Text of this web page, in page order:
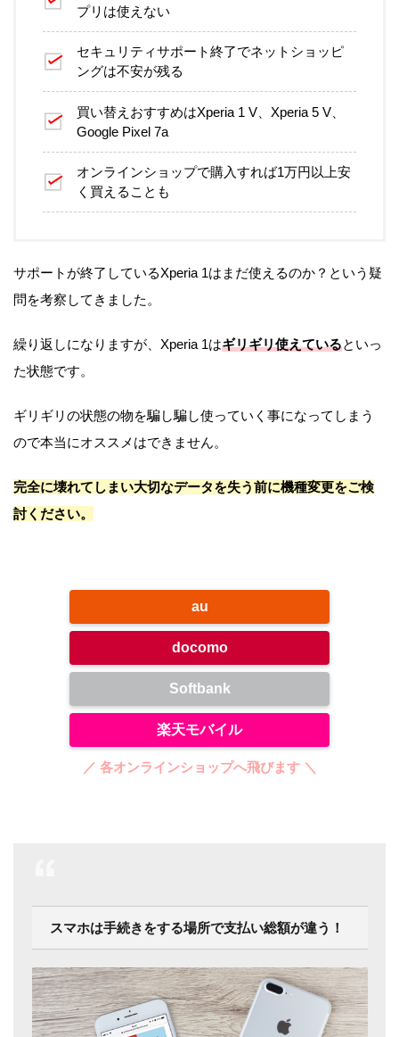
プリは使えない
セキュリティサポート終了でネットショッピ
ングは不安が残る
買い替えおすすめはXperia 1 V、Xperia 5 V、
Google Pixel 7a
オンラインショップで購入すれば1万円以上安
く買えることも
サポートが終了しているXperia 1はまだ使えるのか？という疑
問を考察してきました。
繰り返しになりますが、Xperia 1はギリギリ使えているといっ
た状態です。
ギリギリの状態の物を騙し騙し使っていく事になってしまう
ので本当にオススメはできません。
完全に壊れてしまい大切なデータを失う前に機種変更をご検
討ください。
au
docomo
Softbank
楽天モバイル
／ 各オンラインショップへ飛びます ＼
スマホは手続きをする場所で支払い総額が違う！